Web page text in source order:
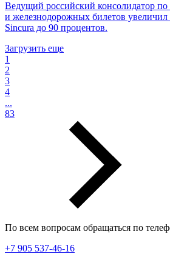
Ведущий российский консолидатор
и железнодорожных билетов
Sincura до 90 процентов.
Загрузить еще
1
2
3
4
...
83
По всем вопросам обращаться по
+7 905 537-46-16